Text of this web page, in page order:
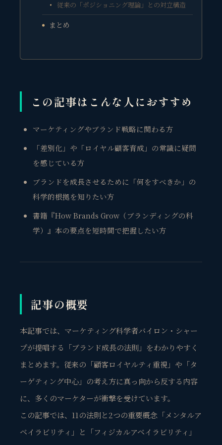
従来の「ポジショニング理論」との対立構造
まとめ
この記事はこんな人におすすめ
マーケティングやブランド戦略に関わる方
「差別化」や「ロイヤル顧客育成」の常識に疑問
を感じている方
ブランドを成長させるために「何をすべきか」の
科学的根拠を知りたい方
書籍『How Brands Grow（ブランディングの科
学）』本の要点を短時間で把握したい方
記事の概要
本記事では、マーケティング科学者バイロン・シャー
プが提唱する「ブランド成長の法則」をわかりやすく
まとめます。従来の「顧客ロイヤルティ重視」や「タ
ーゲティング中心」の考え方に真っ向から反する内容
に、多くのマーケターが衝撃を受けています。
この記事では、11の法則と2つの重要概念「メンタルア
ベイラビリティ」と「フィジカルアベイラビリティ」